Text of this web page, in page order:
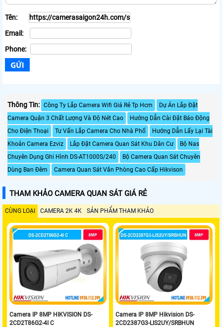
Tên:
Email:
Phone:
Thông Tin: Công Ty Lắp Camera Wifi Giá Rẻ Tp Hcm
Dự Án Lắp Đặt
Camera Quận 3 Chất Lượng Và Độ Nét Cao
Hướng Dẫn Cài Đặt Báo Động
Cho Điện Thoại
Tư Vấn Lắp Camera Cho Nhà Phố
Hướng Dẫn Lấy Lại Tài
Khoản Camera Ezviz
Lắp Đặt Camera Quan Sát Khu Dân Cư
Bộ Nas
Chuyên Dụng Ghi Hình DS-AT1000S/240
Bộ Camera Quan Sát Chuyên
Dùng Ban Đêm
Camera Quan Sát Văn Phòng Cao Cấp Hikvison
THAM KHẢO CAMERA QUAN SÁT GIÁ RẺ
CÙNG LOẠI CAMERA 2K 4K SẢN PHẨM THAM KHẢO
Camera IP 8MP HIKVISION DS-
2CD2T86G2-4I C
Camera IP 8MP Hikvision DS-
2CD2387G3-LIS2UY/SRBHUN